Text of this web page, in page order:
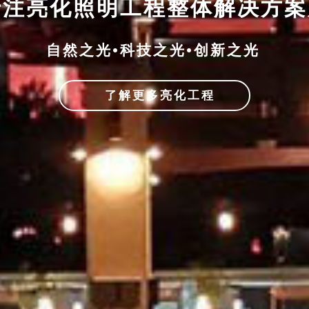
亮化照明工程整体解决方
自然之光•科技之光•创新之光
了解更多亮化工程